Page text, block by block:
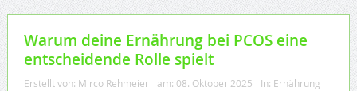
Warum deine Ernährung bei PCOS eine
entscheidende Rolle spielt
Erstellt von: Mirco Rehmeier am: 08. Oktober 2025 In: Ernährung